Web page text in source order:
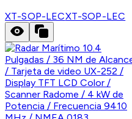
XT-SOP-LECXT-SOP-LEC